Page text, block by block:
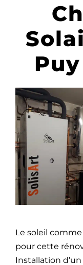
Le soleil
pour cette
Installation d’un